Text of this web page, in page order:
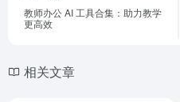
教师办公 AI 工具合集：助力教学
更高效
相关文章